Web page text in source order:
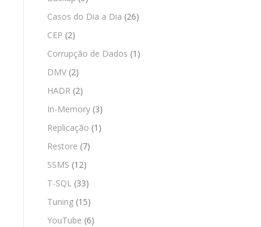
Casos do Dia a Dia (26)
CEP (2)
Corrupção de Dados (1)
DMV (2)
HADR (2)
In-Memory (3)
Replicação (1)
Restore (7)
SSMS (12)
T-SQL (33)
Tuning (15)
YouTube (6)